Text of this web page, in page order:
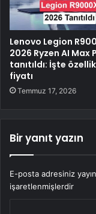
Lenovo Legion
2026 Ryzen AI Max
tanıtıldı: İşte
fiyatı
Temmuz 17, 2026
Bir yanıt yazın
E-posta adresiniz
işaretlenmişlerdir